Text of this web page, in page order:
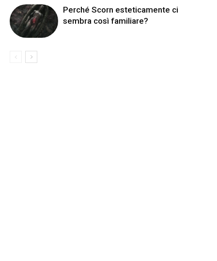
Perché Scorn esteticamente ci
sembra così familiare?